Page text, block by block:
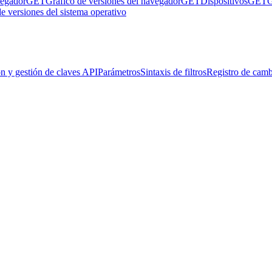
versiones del sistema operativo
y gestión de claves APIParámetrosSintaxis de filtrosRegistro de